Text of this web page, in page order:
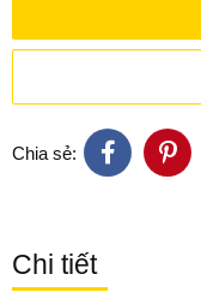
Chia sẻ:
Chi tiết